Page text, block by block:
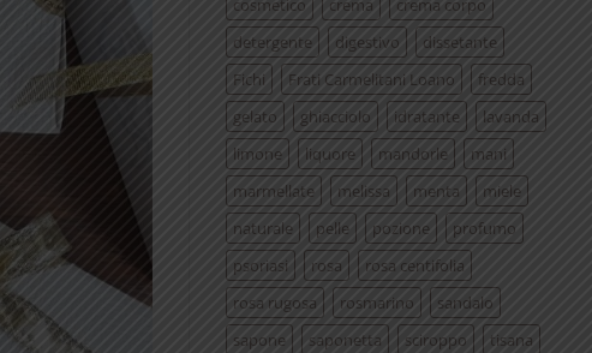
cosmetico
crema
crema corpo
detergente
digestivo
dissetante
Fichi
Frati Carmelitani Loano
fredda
gelato
ghiacciolo idratante
lavanda
limone
liquore mandorle
mani
marmellate
melissa menta
miele
naturale
pelle pozione
profumo
psoriasi
rosa
rosa centifolia
rosa rugosa
rosmarino
sandalo
sapone
saponetta sciroppo
tisana